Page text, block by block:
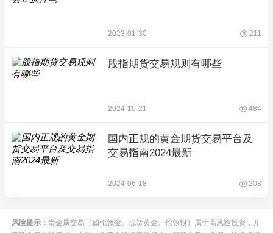
2023-01-30 211
股指期货交易规则有哪些
2024-10-21 484
国内正规的黄金期货交易平台及
交易指南2024最新
2024-06-18 208
风险提示： 贵金属交易（如伦敦金、现货黄金、伦敦银）属于高风险投资，并